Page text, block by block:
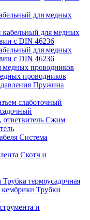
для медных
для медных
с DIN 46236
проводников
Пружина
слаботочный
Сжим
Система
Скотч и
Трубка термоусадочная
Трубки